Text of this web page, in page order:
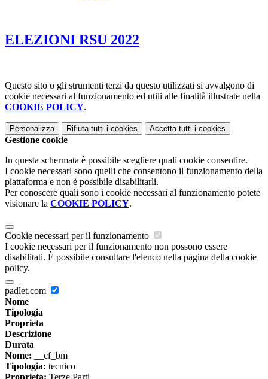
ELEZIONI RSU 2022
Questo sito o gli strumenti terzi da questo utilizzati si avvalgono di
cookie necessari al funzionamento ed utili alle finalità illustrate nella
COOKIE POLICY.
Personalizza Rifiuta tutti i cookies Accetta tutti i cookies
Gestione cookie
In questa schermata è possibile scegliere quali cookie consentire.
I cookie necessari sono quelli che consentono il funzionamento della
piattaforma e non è possibile disabilitarli.
Per conoscere quali sono i cookie necessari al funzionamento potete
visionare la COOKIE POLICY.
Cookie necessari per il funzionamento
I cookie necessari per il funzionamento non possono essere
disabilitati. È possibile consultare l'elenco nella pagina della cookie
policy.
padlet.com
Nome
Tipologia
Proprieta
Descrizione
Durata
Nome: __cf_bm
Tipologia: tecnico
Proprieta: Terze Parti